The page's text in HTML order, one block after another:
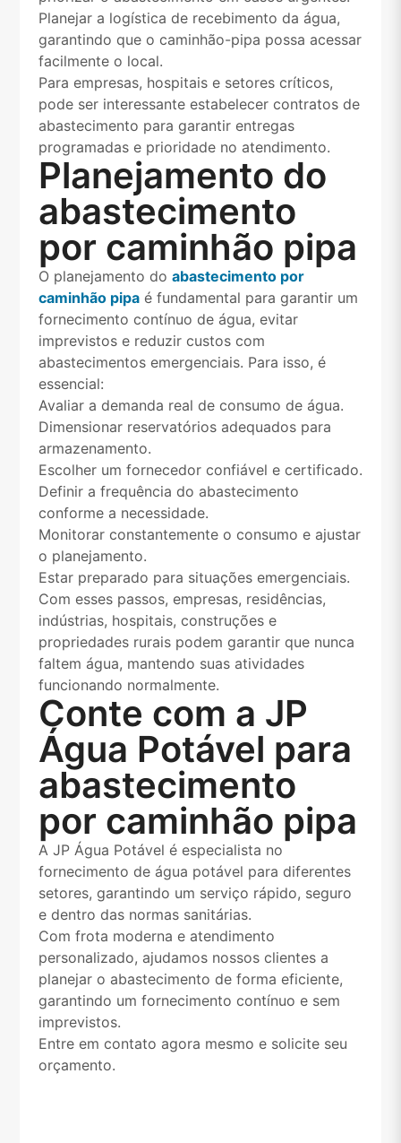
Planejar a logística de recebimento da água,
garantindo que o caminhão-pipa possa acessar
facilmente o local.
Para empresas, hospitais e setores críticos,
pode ser interessante estabelecer contratos de
abastecimento para garantir entregas
programadas e prioridade no atendimento.
Planejamento do
abastecimento
por caminhão pipa
O planejamento do abastecimento por
caminhão pipaé fundamental para garantir um
fornecimento contínuo de água, evitar
imprevistos e reduzir custos com
abastecimentos emergenciais. Para isso, é
essencial:
Avaliar a demanda real de consumo de água.
Dimensionar reservatórios adequados para
armazenamento.
Escolher um fornecedor confiável e certificado.
Definir a frequência do abastecimento
conforme a necessidade.
Monitorar constantemente o consumo e ajustar
o planejamento.
Estar preparado para situações emergenciais.
Com esses passos, empresas, residências,
indústrias, hospitais, construções e
propriedades rurais podem garantir que nunca
faltem água, mantendo suas atividades
funcionando normalmente.
Conte com a JP
Água Potável para
abastecimento
por caminhão pipa
A JP Água Potável é especialista no
fornecimento de água potável para diferentes
setores, garantindo um serviço rápido, seguro
e dentro das normas sanitárias.
Com frota moderna e atendimento
personalizado, ajudamos nossos clientes a
planejar o abastecimento de forma eficiente,
garantindo um fornecimento contínuo e sem
imprevistos.
Entre em contato agora mesmo e solicite seu
orçamento.